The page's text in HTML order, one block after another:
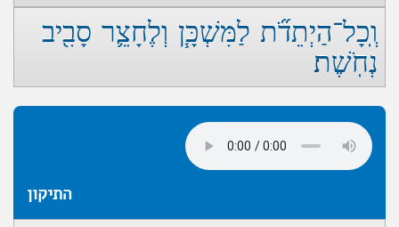
וְֽכָל־הַיְתֵדֹ֞ת לַמִּשְׁכָּ֧ן וְלֶחָצֵ֛ר סָבִ֖יב
נְחֹֽשֶׁת׃
התיקון